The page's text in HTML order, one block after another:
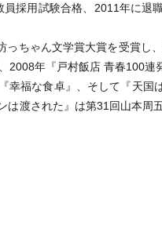
採用試験合格、2011年に退
っちゃん文学賞大賞を受賞し
2008年『戸村飯店 青春100連
幸福な食卓』、そして『天
は渡された』は第31回山本周